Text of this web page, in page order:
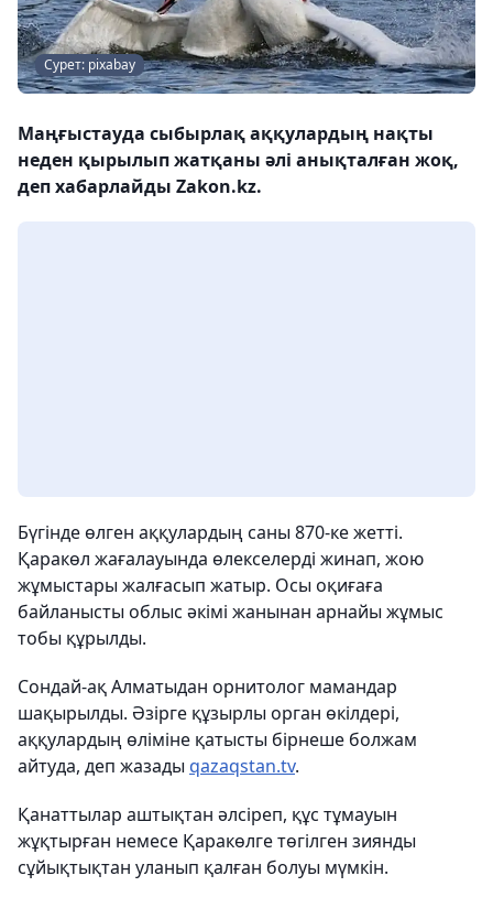
Сурет: pixabay
Маңғыстауда сыбырлақ аққулардың нақты
неден қырылып жатқаны әлі анықталған жоқ,
деп хабарлайды Zakon.kz.
Бүгінде өлген аққулардың саны 870-ке жетті.
Қаракөл жағалауында өлекселерді жинап, жою
жұмыстары жалғасып жатыр. Осы оқиғаға
байланысты облыс әкімі жанынан арнайы жұмыс
тобы құрылды.
Сондай-ақ Алматыдан орнитолог мамандар
шақырылды. Әзірге құзырлы орган өкілдері,
аққулардың өліміне қатысты бірнеше болжам
айтуда, деп жазады qazaqstan.tv.
Қанаттылар аштықтан әлсіреп, құс тұмауын
жұқтырған немесе Қаракөлге төгілген зиянды
сұйықтықтан уланып қалған болуы мүмкін.